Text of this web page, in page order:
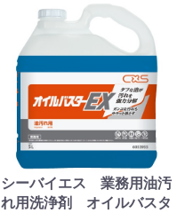
シーバイエス 業務用油汚
れ用洗浄剤 オイルバスタ